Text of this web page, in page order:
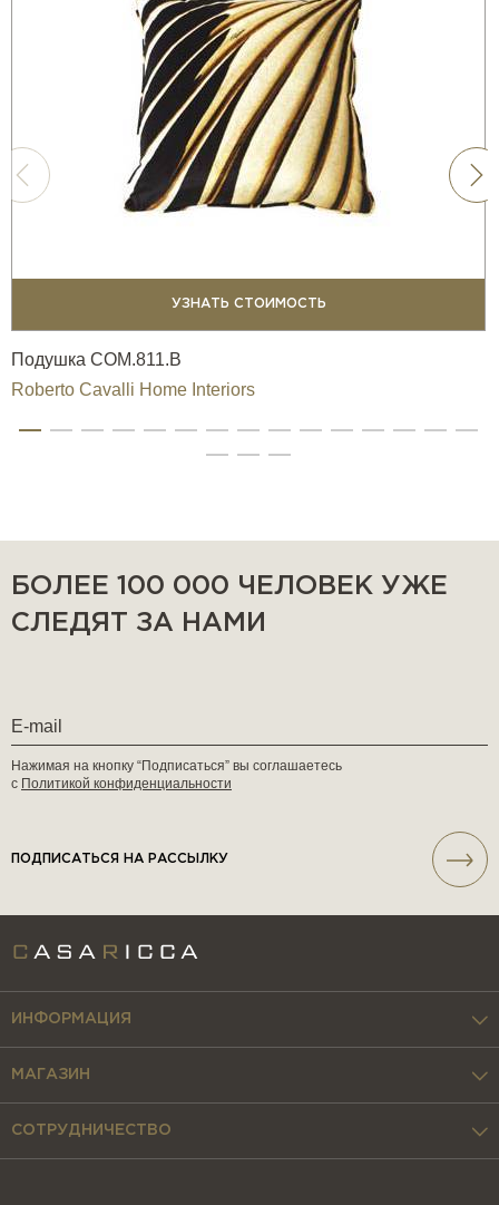
УЗНАТЬ СТОИМОСТЬ
Подушка COM.811.B
Roberto Cavalli Home Interiors
БОЛЕЕ 100 000 ЧЕЛОВЕК УЖЕ
СЛЕДЯТ ЗА НАМИ
Нажимая на кнопку “Подписаться” вы соглашаетесь
с Политикой конфиденциальности
ПОДПИСАТЬСЯ НА РАССЫЛКУ
ИНФОРМАЦИЯ
МАГАЗИН
СОТРУДНИЧЕСТВО